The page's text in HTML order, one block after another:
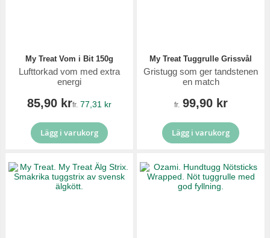
My Treat Vom i Bit 150g
Lufttorkad vom med extra
energi
85,90 krfr. 77,31 kr
Lägg i varukorg
My Treat Tuggrulle Grissvål
Gristugg som ger tandstenen
en match
fr. 99,90 kr
Lägg i varukorg